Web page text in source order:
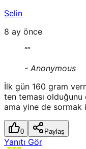
Selin
8 ay önce
“”
- Anonymous
İlk gün 160 gram
ten teması
ama yine de sormak
0 Paylaş
Yanıtı Gör